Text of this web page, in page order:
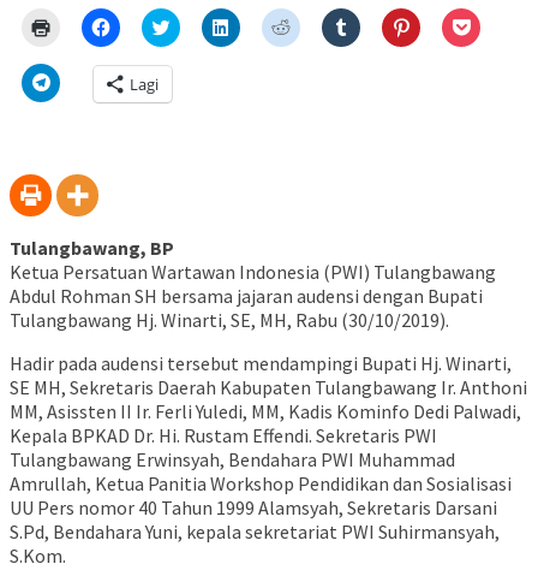
untuk
di
jendela
yang
Klik
untuk
di
Facebook(Membuka
di
Klik
untuk
pada
di
Klik
untuk
Klik
untuk
Klik
untuk
Klik
untuk
Klik
untuk
Klik
untuk
berbagi
jendela
yang
baru)
Lagi
Tulangbawang, BP
Ketua Persatuan Wartawan Indonesia (PWI) Tulangbawang
Abdul Rohman SH bersama jajaran audensi dengan Bupati
Tulangbawang Hj. Winarti, SE, MH, Rabu (30/10/2019).
Hadir pada audensi tersebut mendampingi Bupati Hj. Winarti,
SE MH, Sekretaris Daerah Kabupaten Tulangbawang Ir. Anthoni
MM, Asissten II Ir. Ferli Yuledi, MM, Kadis Kominfo Dedi Palwadi,
Kepala BPKAD Dr. Hi. Rustam Effendi. Sekretaris PWI
Tulangbawang Erwinsyah, Bendahara PWI Muhammad
Amrullah, Ketua Panitia Workshop Pendidikan dan Sosialisasi
UU Pers nomor 40 Tahun 1999 Alamsyah, Sekretaris Darsani
S.Pd, Bendahara Yuni, kepala sekretariat PWI Suhirmansyah,
S.Kom.